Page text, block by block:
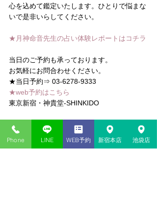
心を込めて鑑定いたします。ひとりで悩まな
いで是非いらしてください。
★月神命音先生の占い体験レポートはコチラ
当日のご予約も承っております。
お気軽にお問合わせください。
★当日予約⇒ 03-6278-9333
★web予約はこちら
東京新宿・神貴堂-SHINKIDO
#手相 #西洋占星術 #タロットカード
#ホロス
コープ
#タロット #月神命音 #九星気学
Phone LINE WEB予約 新宿本店 池袋店